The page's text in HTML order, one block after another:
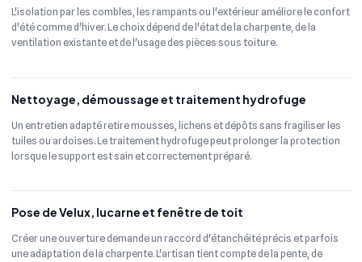
L'isolation par les combles, les rampants ou l'extérieur améliore le confort
d'été comme d'hiver. Le choix dépend de l'état de la charpente, de la
ventilation existante et de l'usage des pièces sous toiture.
Nettoyage, démoussage et traitement hydrofuge
Un entretien adapté retire mousses, lichens et dépôts sans fragiliser les
tuiles ou ardoises. Le traitement hydrofuge peut prolonger la protection
lorsque le support est sain et correctement préparé.
Pose de Velux, lucarne et fenêtre de toit
Créer une ouverture demande un raccord d'étanchéité précis et parfois
une adaptation de la charpente. L'artisan tient compte de la pente, de